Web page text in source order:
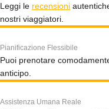
Leggi le recensioni
nostri viaggiatori.
Pianificazione Flessibile
Puoi prenotare
anticipo.
Assistenza Umana Reale